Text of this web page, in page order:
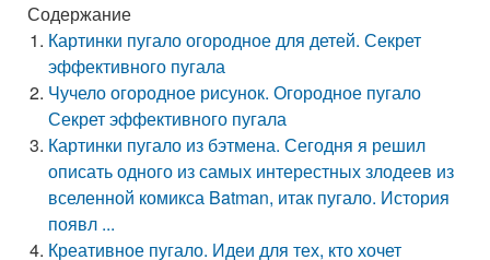
Содержание
Картинки пугало огородное для детей. Секрет
эффективного пугала
Чучело огородное рисунок. Огородное пугало
Секрет эффективного пугала
Картинки пугало из бэтмена. Сегодня я решил
описать одного из самых интерестных злодеев из
вселенной комикса Batman, итак пугало. История
появл ...
Креативное пугало. Идеи для тех, кто хочет